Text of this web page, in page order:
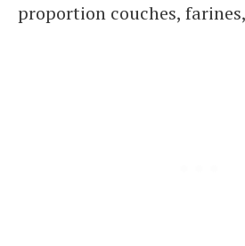
proportion couches,